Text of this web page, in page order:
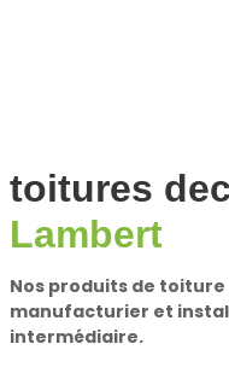
toitures
Lambert
Nos produits de
manufacturier et
intermédiaire.